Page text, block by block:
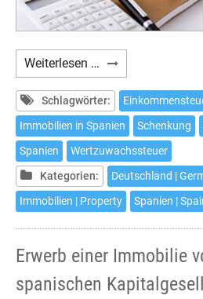
Weiterlesen … Schenkung
einer
Immobilie
in
Spanien
und
deren
steuerliche
Auswirkungen
Schlagwörter:
Immobilien in Spanien
Schenkung
Spanien
Wertzuwachssteuer
Kategorien:
Deutschland |
Immobilien | Property
Spanien |
Erwerb einer Immobilie
spanischen